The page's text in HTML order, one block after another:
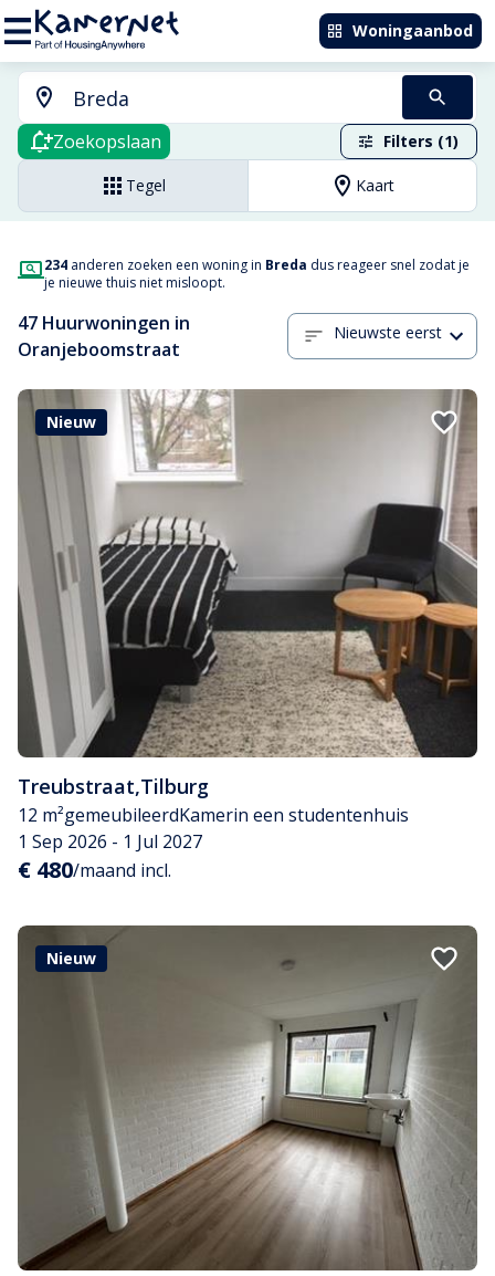
Woningaanbod
Zoekopslaan Filters (1)
Tegel Kaart
234 anderen zoeken een woning in Breda dus reageer snel zodat je
je nieuwe thuis niet misloopt.
47 Huurwoningen in
Oranjeboomstraat
Nieuwste eerst
Nieuw
Treubstraat,Tilburg
12 m²gemeubileerdKamerin een studentenhuis
1 Sep 2026 - 1 Jul 2027
€ 480/maand incl.
Nieuw